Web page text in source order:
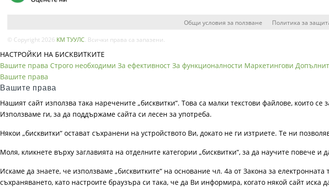
Общи условия за ползване Политика за
© Copyright 2026 КМ ТУУЛС . Всички права са запазени.
НАСТРОЙКИ НА БИСКВИТКИТЕ
Вашите права Строго необходими За ефективност За функционалности Маркетингови
Вашите права
Вашите права
Нашият сайт използва така наречените „бисквитки“. Това са малки текстови файлове, които
Използваме ги, за да поддържаме сайта си лесен за употреба.
Някои „бисквитки“ остават съхранени на устройството Ви, докато не ги изтриете. Те ни
Моля, кликнете върху заглавията на отделните категории „бисквитки“, за да научите повече
Искаме да знаете, че използваме „бисквитките“ на основание чл. 4а от Закона за
съхраняването, като настроите браузъра си така, че да Ви информира, когато някой сайт